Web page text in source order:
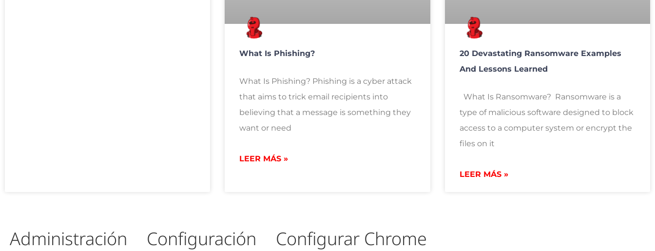
What Is Phishing?
What Is Phishing? Phishing is a cyber attack
that aims to trick email recipients into
believing that a message is something they
want or need
LEER MÁS »
20 Devastating Ransomware Examples
And Lessons Learned
What Is Ransomware? Ransomware is a
type of malicious software designed to block
access to a computer system or encrypt the
files on it
LEER MÁS »
Administración Configuración
Configurar Chrome